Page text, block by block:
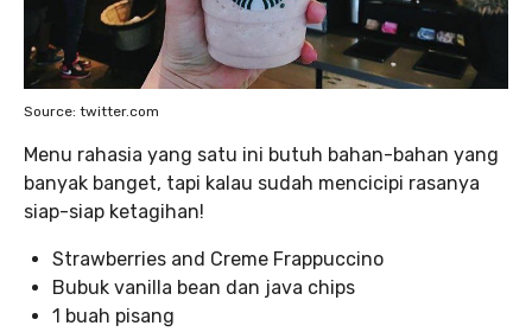
Source: twitter.com
Menu rahasia yang satu ini butuh bahan-bahan yang
banyak banget, tapi kalau sudah mencicipi rasanya
siap-siap ketagihan!
Strawberries and Creme Frappuccino
Bubuk vanilla bean dan java chips
1 buah pisang